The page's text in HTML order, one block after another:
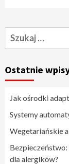
Szukaj:
Ostatnie
Jak ośrodki
Systemy
Wegetariańskie
Bezpieczeństwo:
dla alergików?